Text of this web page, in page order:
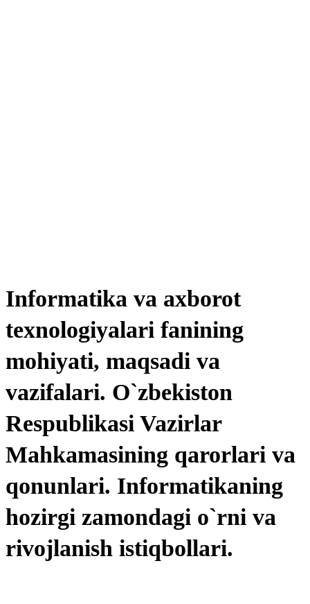
Informatika va axborot
tеxnologiyalari fanining
mohiyati, maqsadi va
vazifalari. O`zbеkiston
Rеspublikasi Vazirlar
Mahkamasining qarorlari va
qonunlari. Informatikaning
hozirgi zamondagi o`rni va
rivojlanish istiqbollari.